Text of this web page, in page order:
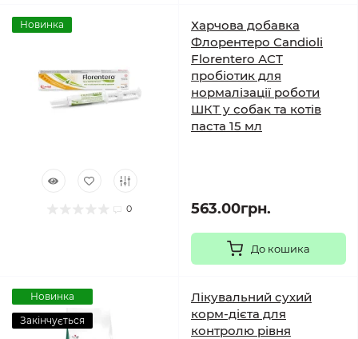
Новинка
0
Харчова добавка
Флорентеро Candioli
Florentero АСТ
пробіотик для
нормалізації роботи
ШКТ у собак та котів
паста 15 мл
563.00грн.
До кошика
Новинка
Закінчується
Лікувальний сухий
корм-дієта для
контролю рівня